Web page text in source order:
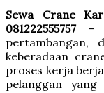
Sewa Crane
081222555757–
pertambangan,
keberadaan
proses kerja
pelanggan